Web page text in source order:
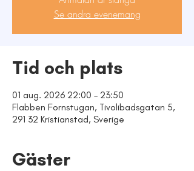
Se andra evenemang
Tid och plats
01 aug. 2026 22:00 – 23:50
Flabben Fornstugan, Tivolibadsgatan 5,
291 32 Kristianstad, Sverige
Gäster